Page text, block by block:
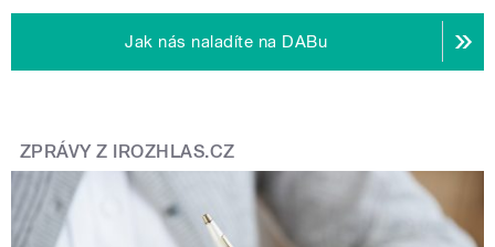
Jak nás naladíte na DABu
ZPRÁVY Z IROZHLAS.CZ